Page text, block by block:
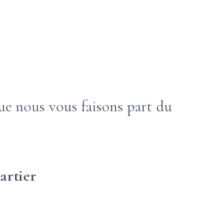
nous vous faisons part du